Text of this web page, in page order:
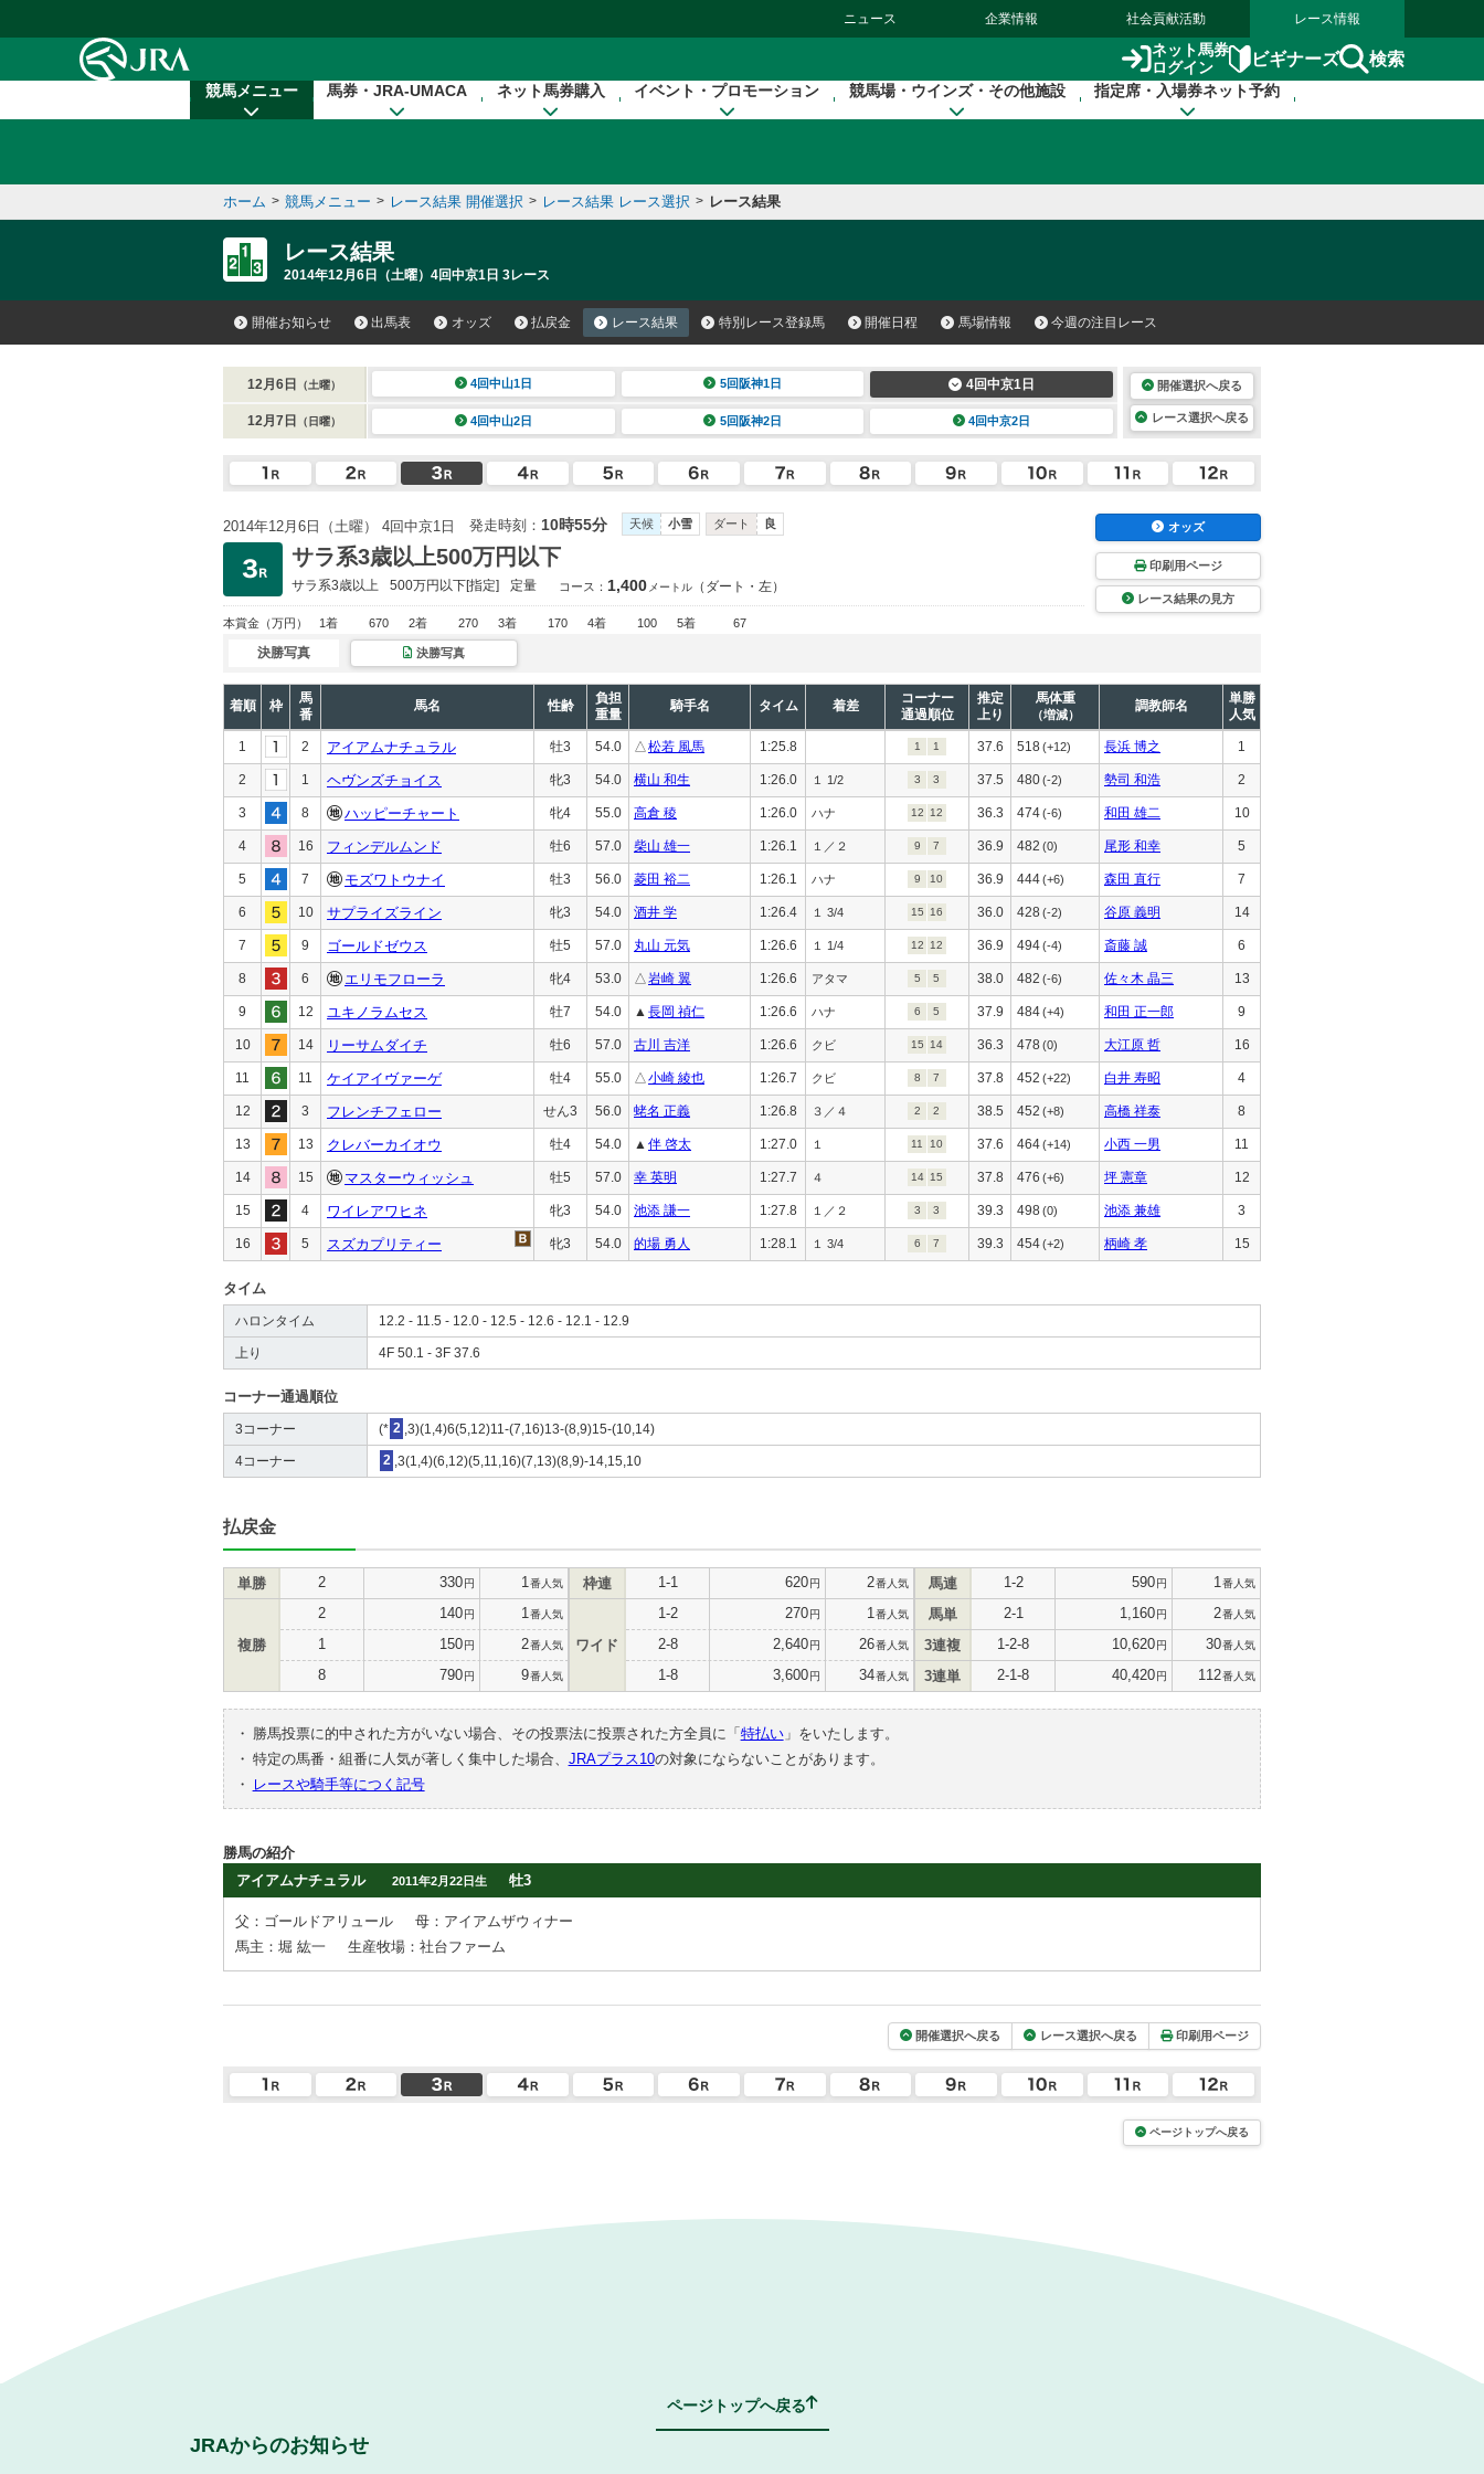
ニュース 企業情報 社会貢献活動 レース情報
ネット馬券
ログイン
ビギナーズ 検索
競馬メニュー 馬券・JRA-UMACA ネット馬券購入 イベント・プロモーション 競馬場・ウインズ・その他施設 指定席・入場券ネット予約
ホーム > 競馬メニュー > レース結果 開催選択 > レース結果 レース選択 > レース結果
レース結果
2014年12月6日（土曜）4回中京1日 3レース
開催お知らせ 出馬表 オッズ 払戻金 レース結果 特別レース登録馬 開催日程 馬場情報 今週の注目レース
12月6日 （土曜） 4回中山1日 5回阪神1日 4回中京1日
12月7日 （日曜） 4回中山2日 5回阪神2日 4回中京2日
開催選択へ戻る
レース選択へ戻る
2014年12月6日（土曜） 4回中京1日 発走時刻： 10時55分 天候 小雪 ダート 良
サラ系3歳以上500万円以下
サラ系3歳以上 500万円以下[指定] 定量 コース： 1,400 メートル （ダート・左）
本賞金 （万円） 1着 670 2着 270 3着 170 4着 100 5着 67
オッズ
印刷用ページ
レース結果の見方
決勝写真 決勝写真
着順 枠
馬
番
馬名 性齢
負担
重量
騎手名 タイム 着差
コーナー
通過順位
推定
上り
馬体重
（増減）
調教師名
単勝
人気
1 2 アイアムナチュラル 牡3 54.0 △松若 風馬 1:25.8 1 1 37.6 518(+12) 長浜 博之 1
2 1 ヘヴンズチョイス 牝3 54.0 横山 和生 1:26.0 １ 1/2 3 3 37.5 480(-2) 勢司 和浩 2
3 8 ハッピーチャート 牝4 55.0 高倉 稜 1:26.0 ハナ 12 12 36.3 474(-6) 和田 雄二 10
4 16 フィンデルムンド 牡6 57.0 柴山 雄一 1:26.1 １／２ 9 7 36.9 482 (0) 尾形 和幸 5
5 7 モズワトウナイ 牡3 56.0 菱田 裕二 1:26.1 ハナ 9 10 36.9 444(+6) 森田 直行 7
6 10 サプライズライン 牝3 54.0 酒井 学 1:26.4 １ 3/4 15 16 36.0 428 (-2) 谷原 義明 14
7 9 ゴールドゼウス 牡5 57.0 丸山 元気 1:26.6 １ 1/4 12 12 36.9 494(-4) 斎藤 誠 6
8 6 エリモフローラ 牝4 53.0 △岩崎 翼 1:26.6 アタマ 5 5 38.0 482 (-6) 佐々木 晶三 13
9 12 ユキノラムセス 牡7 54.0 ▲ 長岡 禎仁 1:26.6 ハナ 6 5 37.9 484(+4) 和田 正一郎 9
10 14 リーサムダイチ 牡6 57.0 古川 吉洋 1:26.6 クビ 15 14 36.3 478 (0) 大江原 哲 16
11 11 ケイアイヴァーゲ 牡4 55.0 △小崎 綾也 1:26.7 クビ 8 7 37.8 452 (+22) 白井 寿昭 4
12 3 フレンチフェロー せん3 56.0 蛯名 正義 1:26.8 ３／４ 2 2 38.5 452 (+8) 高橋 祥泰 8
13 13 クレバーカイオウ 牡4 54.0 ▲ 伴 啓太 1:27.0 １ 11 10 37.6 464(+14) 小西 一男 11
14 15 マスターウィッシュ 牡5 57.0 幸 英明 1:27.7 ４ 14 15 37.8 476 (+6) 坪 憲章 12
15 4 ワイレアワヒネ 牝3 54.0 池添 謙一 1:27.8 １／２ 3 3 39.3 498(0) 池添 兼雄 3
16 5 スズカプリティー 牝3 54.0 的場 勇人 1:28.1 １ 3/4 6 7 39.3 454(+2) 柄崎 孝 15
タイム
ハロンタイム 12.2 - 11.5 - 12.0 - 12.5 - 12.6 - 12.1 - 12.9
上り 4F 50.1 - 3F 37.6
コーナー通過順位
3コーナー (* 2 ,3)(1,4)6(5,12)11-(7,16)13-(8,9)15-(10,14)
4コーナー 2 ,3(1,4)(6,12)(5,11,16)(7,13)(8,9)-14,15,10
払戻金
単勝 2 330円 1 番人気
複勝
2 140円 1 番人気
1 150円 2番人気
8 790円 9番人気
枠連 1-1 620円 2番人気
ワイド
1-2 270円 1 番人気
2-8 2,640円 26番人気
1-8 3,600円 34番人気
馬連 1-2 590円 1 番人気
馬単 2-1 1,160円 2番人気
3連複 1-2-8 10,620円 30番人気
3連単 2-1-8 40,420円 112番人気
・ 勝馬投票に的中された方がいない場合、その投票法に投票された方全員に「 特払い」をいたします。
・ 特定の馬番・組番に人気が著しく集中した場合、 JRAプラス10の対象にならないことがあります。
・
レースや騎手等につく記号
勝馬の紹介
アイアムナチュラル
2011年2月22日生 牡3
父：ゴールドアリュール
母：アイアムザウィナー
馬主：堀 紘一
生産牧場：社台ファーム
開催選択へ戻る レース選択へ戻る 印刷用ページ
ページトップへ戻る
ページトップへ戻る
JRAからのお知らせ